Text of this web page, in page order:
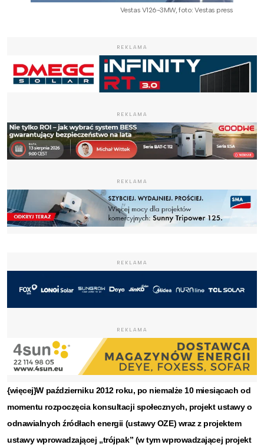
Vestas V126-3MW, foto: Vestas press
REKLAMA
REKLAMA
REKLAMA
REKLAMA
REKLAMA
{więcej}W październiku 2012 roku, po niemalże 10 miesiącach od
momentu rozpoczęcia konsultacji społecznych, projekt ustawy o
odnawialnych źródłach energii (ustawy OZE) wraz z projektem
ustawy wprowadzającej „trójpak” (w tym wprowadzającej projekt